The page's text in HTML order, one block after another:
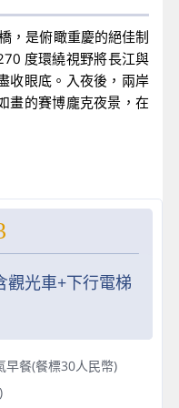
，是俯瞰重慶的絕佳制
度環繞視野將長江與
收眼底。入夜後，兩岸
畫的賽博龐克夜景，在
光車+下行電梯
早餐(餐標30人民幣)